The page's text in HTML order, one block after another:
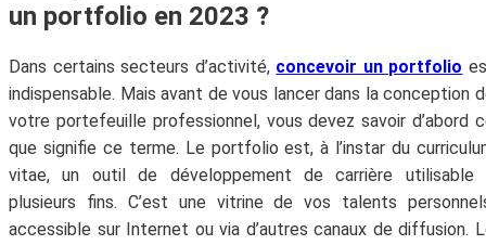
un portfolio en 2023 ?
Dans certains secteurs d’activité, concevoir un portfolio
indispensable. Mais avant de vous lancer dans la conception
votre portefeuille professionnel, vous devez savoir d’abord
que signifie ce terme. Le portfolio est, à l’instar du
vitae, un outil de développement de carrière utilisable
plusieurs fins. C’est une vitrine de vos talents
accessible sur Internet ou via d’autres canaux de diffusion.